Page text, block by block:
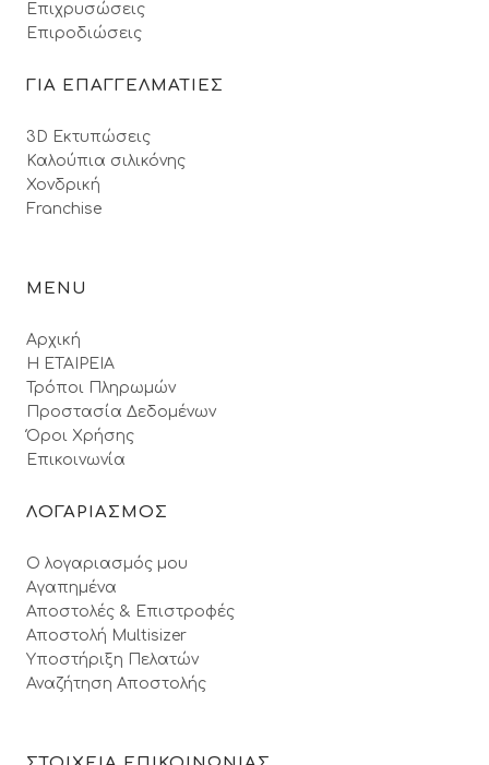
Επιχρυσώσεις
Επιροδιώσεις
ΓΙΑ ΕΠΑΓΓΕΛΜΑΤΙΕΣ
3D Εκτυπώσεις
Καλούπια σιλικόνης
Χονδρική
Franchise
MENU
Αρχική
Η ΕΤΑΙΡΕΙΑ
Τρόποι Πληρωμών
Προστασία Δεδομένων
Όροι Xρήσης
Επικοινωνία
ΛΟΓΑΡΙΑΣΜΟΣ
Ο λογαριασμός μου
Αγαπημένα
Αποστολές & Επιστροφές
Αποστολή Multisizer
Υποστήριξη Πελατών
Αναζήτηση Αποστολής